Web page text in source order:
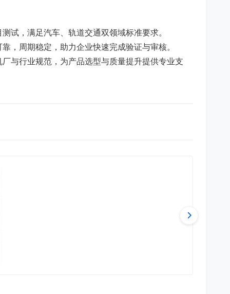
试，满足汽车、轨道交通双领域标准要求。
，周期稳定，助力企业快速完成验证与审核。
与行业规范，为产品选型与质量提升提供专业支